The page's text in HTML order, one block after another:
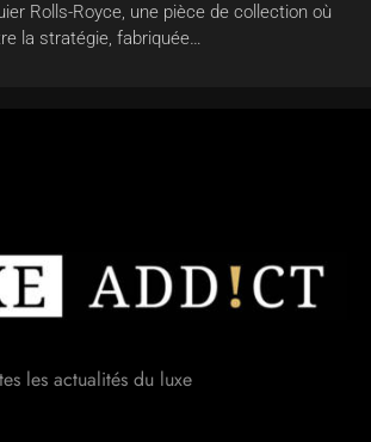
Rolls-Royce, une pièce de collection où
la stratégie, fabriquée…
les actualités du luxe